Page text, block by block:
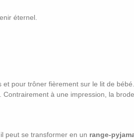
éternel.
pour trôner fièrement sur le lit de bébé.
à une impression, la
peut se transformer en un range-